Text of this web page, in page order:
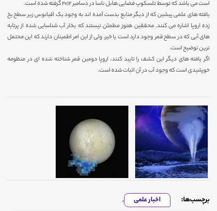
است می باشد که توسط تلسکوپ فضایی هابل ناسا در دسامبر 2012 گرفته شده است.
یافته های علمی پیشین که از دیگر منابع بدست آمده اند به وجود یک اقیانوس زیر سطح یخ
زده اروپا اشاره می کنند. محققین هنوز مطمئن نیستند که بخار آب شناسایی شده از پرتابه
های آبی که در سطح قمر وجود دارد است یا خیر، ولی از این امر اطمینان دارند که این محتمل
ترین توضیح است.
اگر یافته های دیگر این کشف را تایید کنند، اروپا دومین قمر شناخته شده ای در منظومه
خورشیدی است که وجود آب در آن اثبات شده است.
برچسب‌ها: اخبار علمی ,